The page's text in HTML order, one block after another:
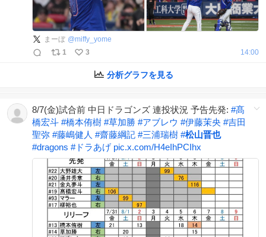
まーぼ @miffy_yome
1
3 14:00
分析グラフを見る
8/7(金)試合前 中日ドラゴンズ 連投状況 予告先発: #髙
橋宏斗 #橋本侑樹 #草加勝 #アブレウ #伊藤茉央 #吉田
聖弥 #藤嶋健人 #齋藤綱記 #三浦瑞樹 #松山晋也
#dragons #ドラあげ pic.x.com/H4eIhPCIhx